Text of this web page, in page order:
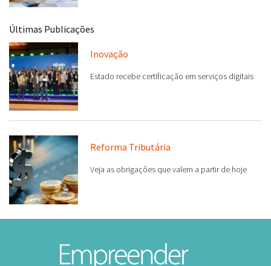
Últimas Publicações
Inovação
Estado recebe certificação em serviços digitais
Reforma Tributária
Veja as obrigações que valem a partir de hoje